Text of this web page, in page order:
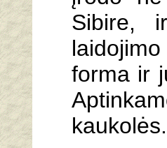
Sibire,
forma ir
kaukolės.